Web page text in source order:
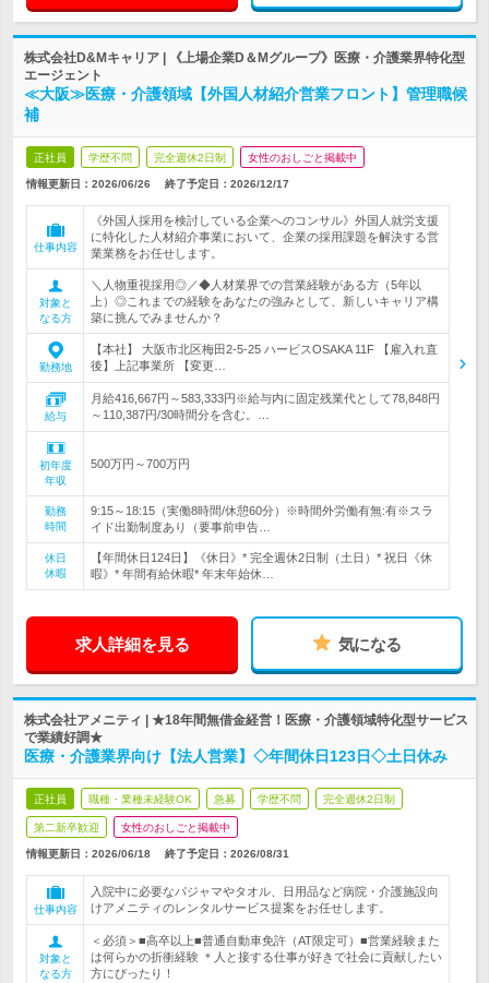
株式会社D&Mキャリア | 《上場企業D＆Mグループ》医療・介護業界特化型
エージェント
≪大阪≫医療・介護領域【外国人材紹介営業フロント】管理職候
補
正社員 学歴不問 完全週休2日制 女性のおしごと掲載中
情報更新日：2026/06/26 終了予定日： 2026/12/17
仕事内容
《外国人採用を検討している企業へのコンサル》外国人就労支援
に特化した人材紹介事業において、企業の採用課題を解決する営
業業務をお任せします。
対象と
なる方
＼人物重視採用◎／◆人材業界での営業経験がある方（5年以
上）◎これまでの経験をあなたの強みとして、新しいキャリア構
築に挑んでみませんか？
勤務地
【本社】 大阪市北区梅田2-5-25 ハービスOSAKA 11F 【雇入れ直
後】上記事業所 【変更…
給与
月給416,667円～583,333円※給与内に固定残業代として78,848円
～110,387円/30時間分を含む。…
初年度
年収
500万円～700万円
勤務
時間
9:15～18:15（実働8時間/休憩60分）※時間外労働有無:有※スラ
イド出勤制度あり（要事前申告…
休日
休暇
【年間休日124日】《休日》* 完全週休2日制（土日）* 祝日《休
暇》* 年間有給休暇* 年末年始休…
求人詳細を見る 気になる
株式会社アメニティ | ★18年間無借金経営！医療・介護領域特化型サービス
で業績好調★
医療・介護業界向け【法人営業】◇年間休日123日◇土日休み
正社員 職種・業種未経験OK 急募 学歴不問 完全週休2日制
第二新卒歓迎 女性のおしごと掲載中
情報更新日：2026/06/18 終了予定日： 2026/08/31
仕事内容
入院中に必要なパジャマやタオル、日用品など病院・介護施設向
けアメニティのレンタルサービス提案をお任せします。
対象と
なる方
＜必須＞■高卒以上■普通自動車免許（AT限定可）■営業経験また
は何らかの折衝経験 ＊人と接する仕事が好きで社会に貢献したい
方にぴったり！